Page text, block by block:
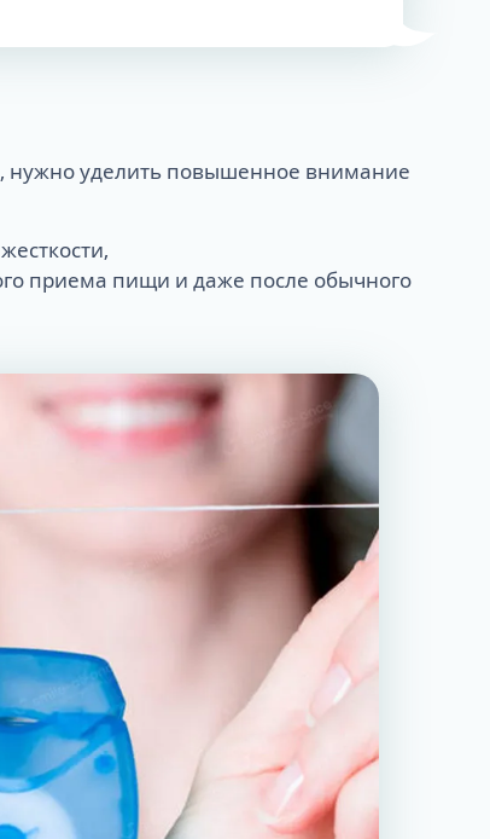
нужно уделить повышенное внимание
приема пищи и даже после обычного